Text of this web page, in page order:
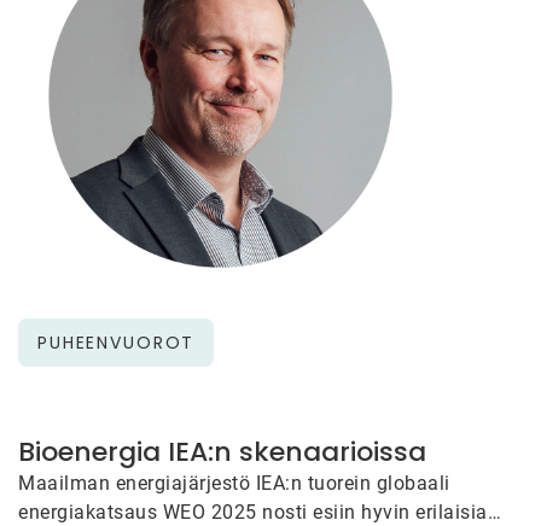
PUHEENVUOROT
Bioenergia IEA:n skenaarioissa
Maailman energiajärjestö IEA:n tuorein globaali
energiakatsaus WEO 2025 nosti esiin hyvin erilaisia